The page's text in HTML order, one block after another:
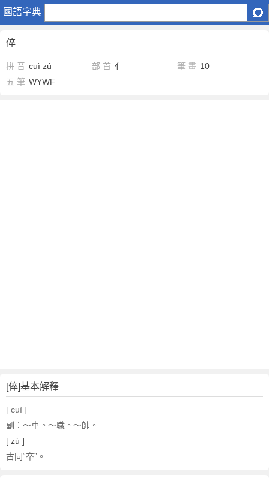
國語字典
倅
倅
拼 音 cuì zú 部 首 亻 筆 畫 10
五 筆 WYWF
[倅]基本解釋
[ cuì ]
副 ：～車。～職。～帥。
[ zú ]
古同“卒”。